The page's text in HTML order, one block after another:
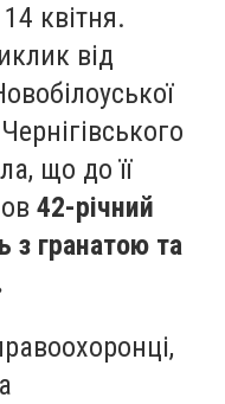
квітня.
від
що до її
42-річний
з гранатою та